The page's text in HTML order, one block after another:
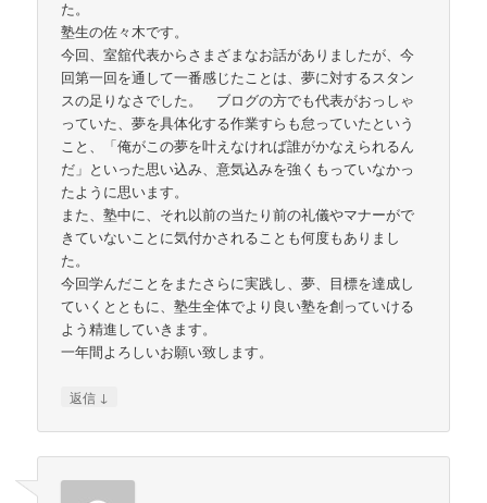
た。
塾生の佐々木です。
今回、室舘代表からさまざまなお話がありましたが、今
回第一回を通して一番感じたことは、夢に対するスタン
スの足りなさでした。 ブログの方でも代表がおっしゃ
っていた、夢を具体化する作業すらも怠っていたという
こと、「俺がこの夢を叶えなければ誰がかなえられるん
だ」といった思い込み、意気込みを強くもっていなかっ
たように思います。
また、塾中に、それ以前の当たり前の礼儀やマナーがで
きていないことに気付かされることも何度もありまし
た。
今回学んだことをまたさらに実践し、夢、目標を達成し
ていくとともに、塾生全体でより良い塾を創っていける
よう精進していきます。
一年間よろしいお願い致します。
返信 ↓